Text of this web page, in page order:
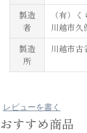
製造
者
（有）
川越市久
製造
所
川越市古
レビューを書く
おすすめ商品